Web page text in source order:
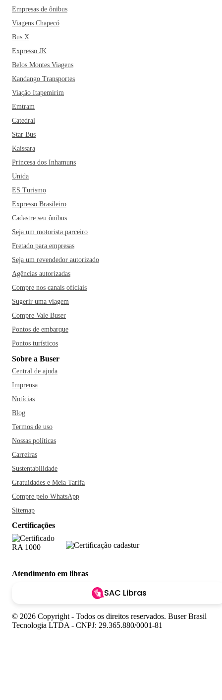
Empresas de ônibus
Viagens Chapecó
Bus X
Expresso JK
Belos Montes Viagens
Kandango Transportes
Viação Itapemirim
Emtram
Catedral
Star Bus
Kaissara
Princesa dos Inhamuns
Unida
ES Turismo
Expresso Brasileiro
Cadastre seu ônibus
Seja um motorista parceiro
Fretado para empresas
Seja um revendedor autorizado
Agências autorizadas
Compre nos canais oficiais
Sugerir uma viagem
Compre Vale Buser
Pontos de embarque
Pontos turísticos
Sobre a Buser
Central de ajuda
Imprensa
Notícias
Blog
Termos de uso
Nossas políticas
Carreiras
Sustentabilidade
Gratuidades e Meia Tarifa
Compre pelo WhatsApp
Sitemap
Certificações
Atendimento em libras
SAC Libras
© 2026 Copyright - Todos os direitos reservados. Buser Brasil
Tecnologia LTDA - CNPJ: 29.365.880/0001-81